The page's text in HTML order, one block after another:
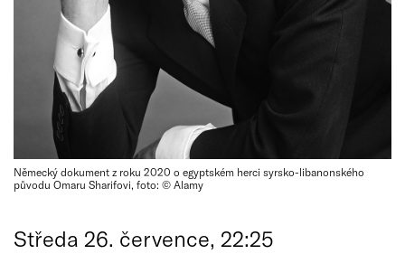
Německý dokument z roku 2020 o egyptském herci syrsko-libanonského
původu Omaru Sharifovi, foto: © Alamy
Středa 26. července, 22:25